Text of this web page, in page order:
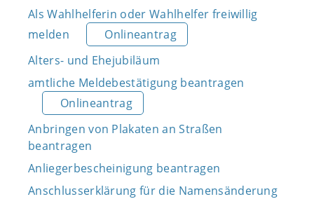
Als Wahlhelferin oder Wahlhelfer freiwillig
melden
Onlineantrag
Alters- und Ehejubiläum
amtliche Meldebestätigung beantragen
Onlineantrag
Anbringen von Plakaten an Straßen
beantragen
Anliegerbescheinigung beantragen
Anschlusserklärung für die Namensänderung